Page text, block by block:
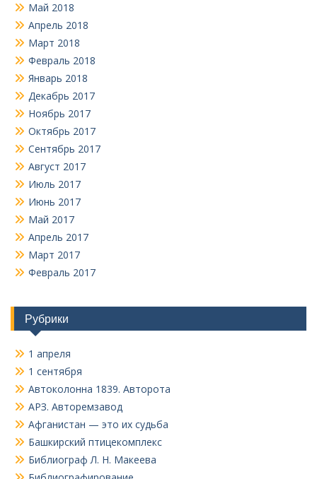
Май 2018
Апрель 2018
Март 2018
Февраль 2018
Январь 2018
Декабрь 2017
Ноябрь 2017
Октябрь 2017
Сентябрь 2017
Август 2017
Июль 2017
Июнь 2017
Май 2017
Апрель 2017
Март 2017
Февраль 2017
Рубрики
1 апреля
1 сентября
Автоколонна 1839. Авторота
АРЗ. Авторемзавод
Афганистан — это их судьба
Башкирский птицекомплекс
Библиограф Л. Н. Макеева